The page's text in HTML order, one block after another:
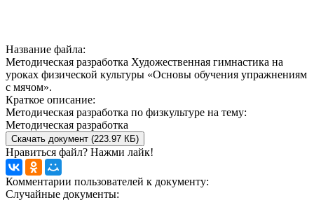
Название файла:
Методическая разработка Художественная гимнастика на
уроках физической культуры «Основы обучения упражнениям
с мячом».
Краткое описание:
Методическая разработка по физкультуре на тему:
Методическая разработка
Скачать документ (223.97 КБ)
Нравиться файл? Нажми лайк!
Комментарии пользователей к документу:
Случайные документы: